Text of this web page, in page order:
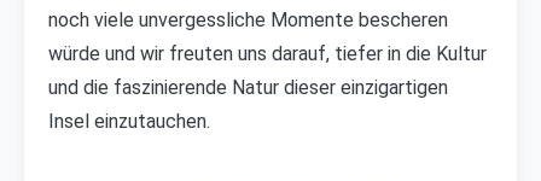
noch viele unvergessliche Momente bescheren
würde und wir freuten uns darauf, tiefer in die Kultur
und die faszinierende Natur dieser einzigartigen
Insel einzutauchen.